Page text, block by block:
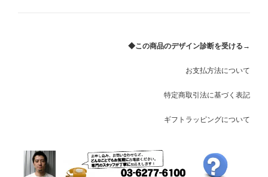
◆この商品のデザイン診断を受ける→
お支払方法について
特定商取引法に基づく表記
ギフトラッピングについて